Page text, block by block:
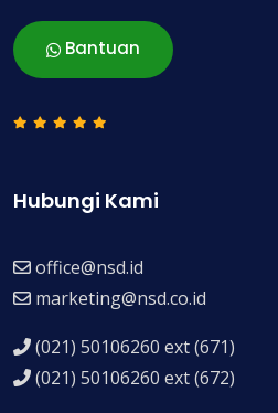
Bantuan
Hubungi Kami
office@nsd.id
marketing@nsd.co.id
(021) 50106260 ext (671)
(021) 50106260 ext (672)